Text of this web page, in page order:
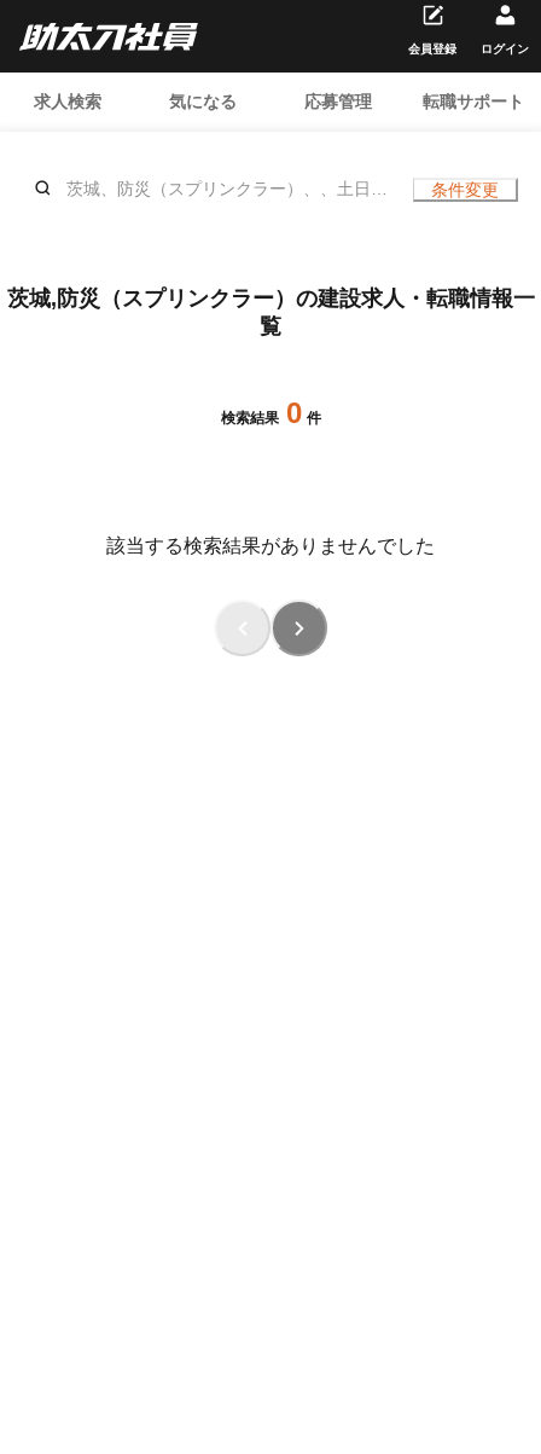
求人検索 気になる 応募管理 転職サポート
会員登録 ログイン
茨城、防災（スプリンクラー）、、土日休
条件変更
茨城,防災（スプリンクラー）の建設求人・転職情報一
覧
検索結果 0 件
該当する検索結果がありませんでした